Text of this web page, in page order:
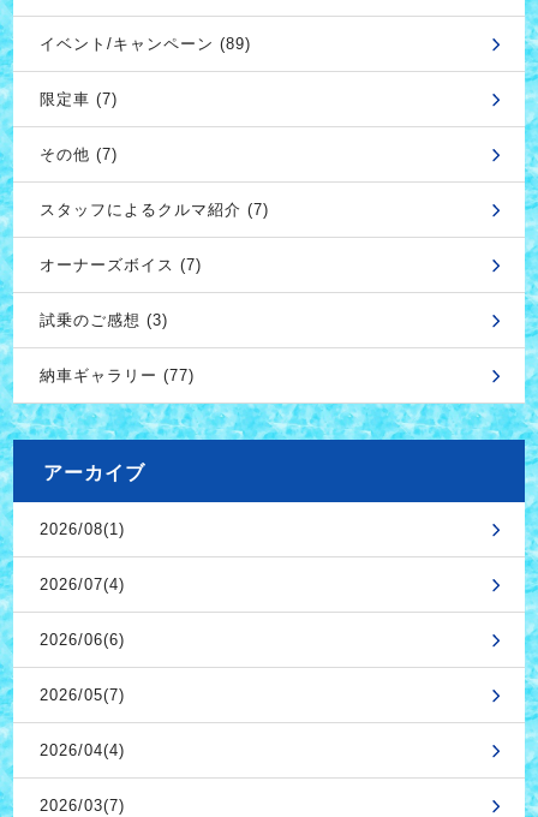
イベント/キャンペーン (89)
限定車 (7)
その他 (7)
スタッフによるクルマ紹介 (7)
オーナーズボイス (7)
試乗のご感想 (3)
納車ギャラリー (77)
アーカイブ
2026/08(1)
2026/07(4)
2026/06(6)
2026/05(7)
2026/04(4)
2026/03(7)